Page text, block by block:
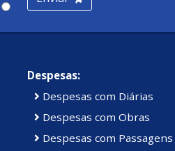
Despesas:
Despesas com Diárias
Despesas com Obras
Despesas com Passagens